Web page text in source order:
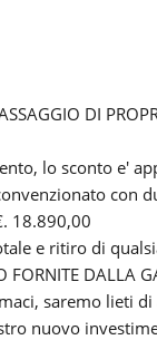
DI
lo sconto e'
con
18.890,00
e ritiro di
FORNITE DALLA
saremo lieti di
nuovo